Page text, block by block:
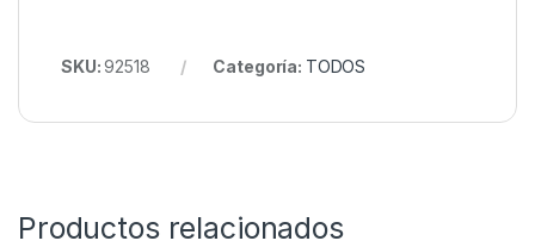
SKU:92518 Categoría: TODOS
Productos relacionados